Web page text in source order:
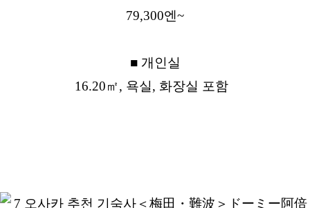
79,300엔~
■ 개인실
16.20㎡, 욕실, 화장실 포함